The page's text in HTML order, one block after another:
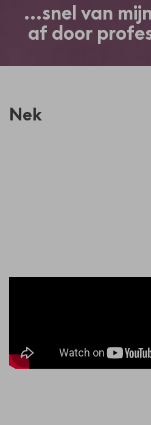
...snel van
af door
Nek